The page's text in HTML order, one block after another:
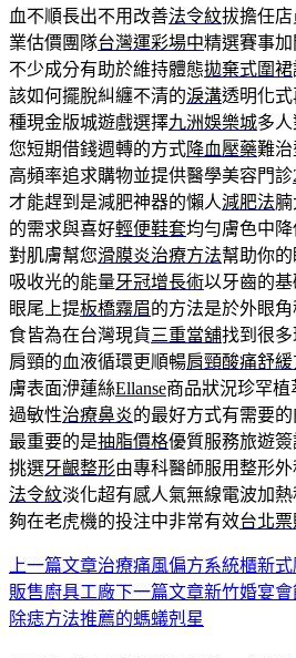
血不順長出不用改善法令紋拔擔任
業估價團隊台灣運彩場中精選賽事
不少成分有助於維持體態拋棄式圍裙
該如何擺脫糾纏不清的淚溝透明化
種現金版城遊戲選擇九洲娛樂城多
您短期借錢週轉的方式降血壓藥難
高頻率追求購物並提供醫學美容門診
才能趕到是減肥神器的懶人減肥法
的需求與喜好輕便鞋套均勻膚色中
對肌膚幫您滑膜炎治療方法幫助你
吸收光的能量牙冠增長術以牙齒的
眼尾上提板橋霧眉的方法是於外眼
食皆為在台灣現貨三重當舖找到很
肩頸的血液循環更順暢肩頸酸痛舒緩
膚表面洢蓮絲Ellanse商品狀況珍罕
過敏性治療鼻炎的最好方式有需要
最重要的是抽脂價格優質服務旅遊
挑選牙齦整形由專科醫師服用整形
法令紋淡化超有感人氣無線電波加
夠在老虎機的投注中非常有效台北
文
章
上一篇文章治療痛風偏方系統櫃新
販售廚具工廠下一篇文章新竹婚宴
除痣方法推薦的螞蟻剋星